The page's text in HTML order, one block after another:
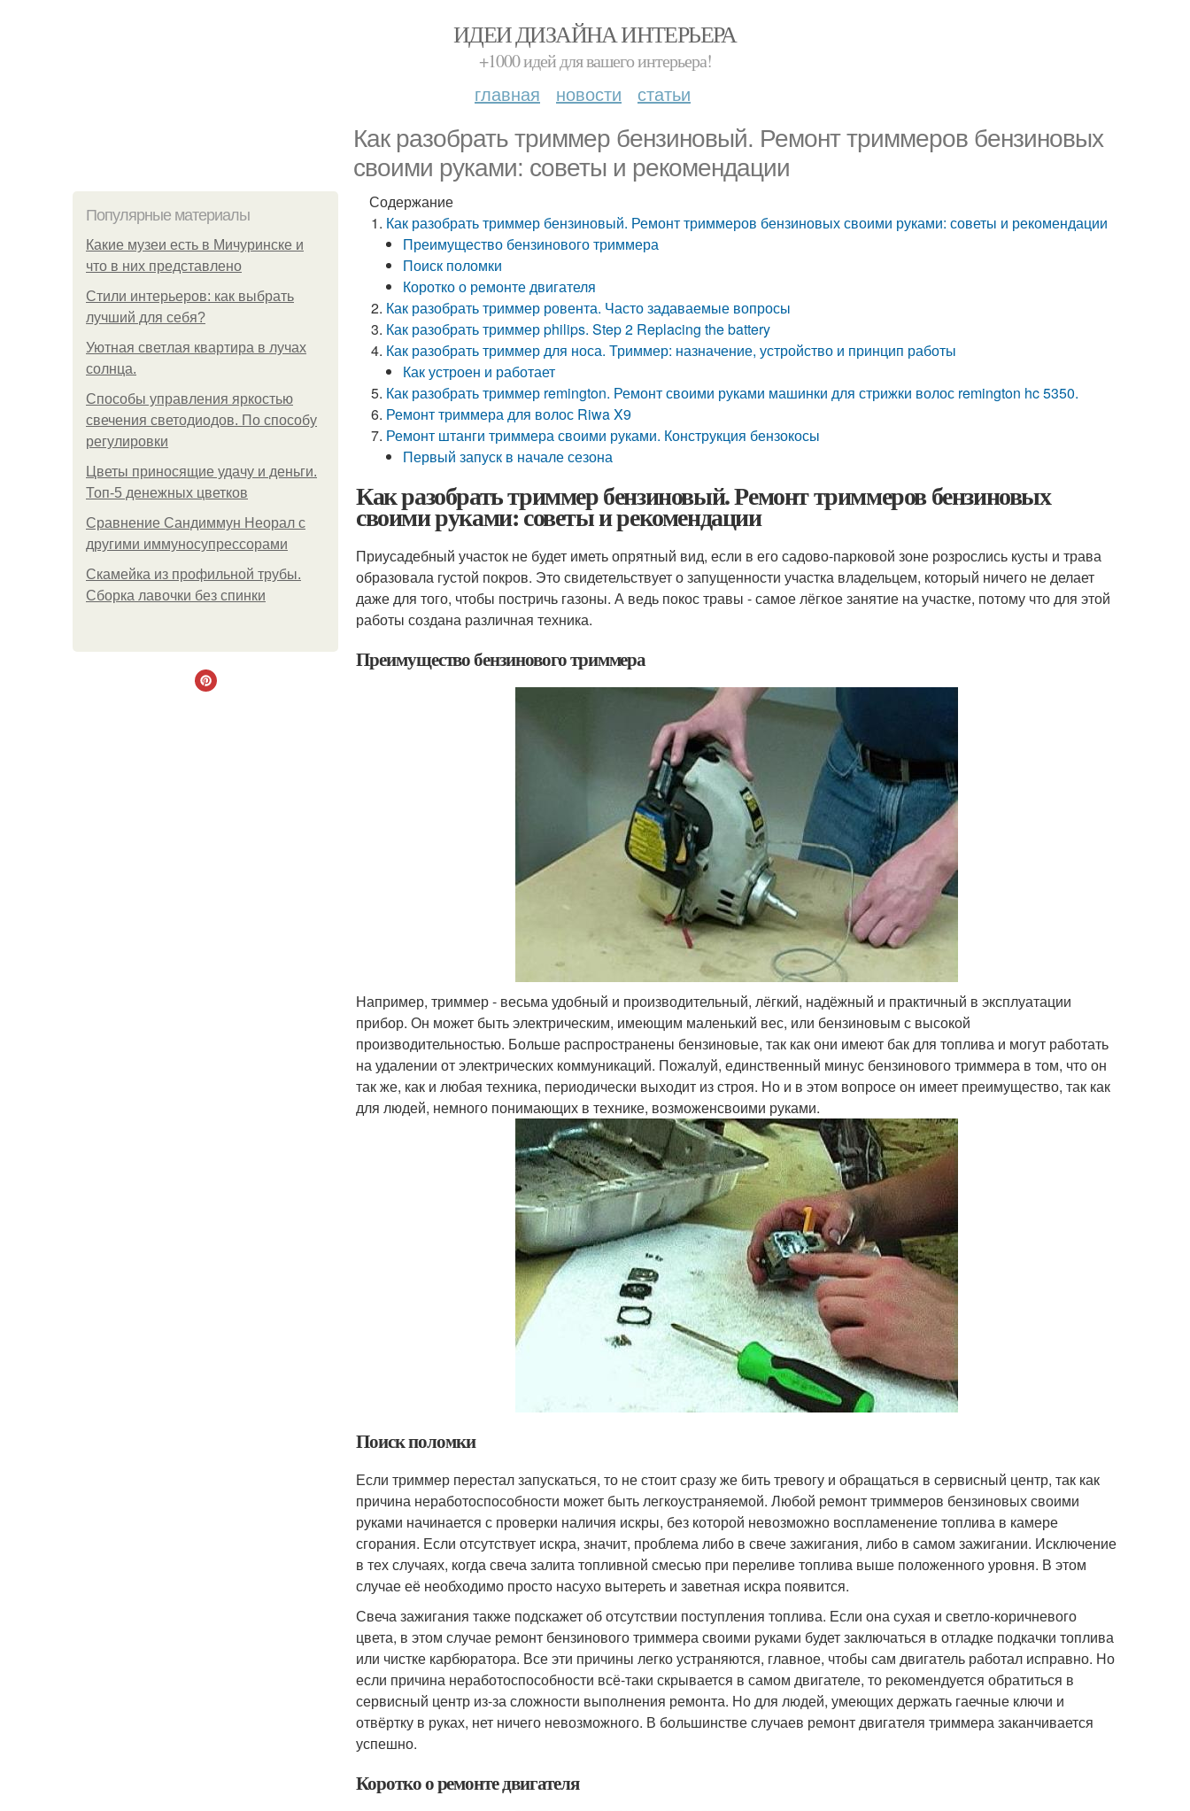
ИДЕИ ДИЗАЙНА ИНТЕРЬЕРА
+1000 идей для вашего интерьера!
главная новости статьи
Как разобрать триммер бензиновый. Ремонт триммеров бензиновых
своими руками: советы и рекомендации
Популярные материалы
Какие музеи есть в Мичуринске и
что в них представлено
Стили интерьеров: как выбрать
лучший для себя?
Уютная светлая квартира в лучах
солнца.
Способы управления яркостью
свечения светодиодов. По способу
регулировки
Цветы приносящие удачу и деньги.
Топ-5 денежных цветков
Сравнение Сандиммун Неорал с
другими иммуносупрессорами
Скамейка из профильной трубы.
Сборка лавочки без спинки
Содержание
Как разобрать триммер бензиновый. Ремонт триммеров бензиновых своими руками: советы и рекомендации
Преимущество бензинового триммера
Поиск поломки
Коротко о ремонте двигателя
Как разобрать триммер ровента. Часто задаваемые вопросы
Как разобрать триммер philips. Step 2 Replacing the battery
Как разобрать триммер для носа. Триммер: назначение, устройство и принцип работы
Как устроен и работает
Как разобрать триммер remington. Ремонт своими руками машинки для стрижки волос remington hc 5350.
Ремонт триммера для волос Riwa X9
Ремонт штанги триммера своими руками. Конструкция бензокосы
Первый запуск в начале сезона
Как разобрать триммер бензиновый. Ремонт триммеров бензиновых
своими руками: советы и рекомендации
Приусадебный участок не будет иметь опрятный вид, если в его садово-парковой зоне розрослись кусты и трава
образовала густой покров. Это свидетельствует о запущенности участка владельцем, который ничего не делает
даже для того, чтобы постричь газоны. А ведь покос травы - самое лёгкое занятие на участке, потому что для этой
работы создана различная техника.
Преимущество бензинового триммера
Например, триммер - весьма удобный и производительный, лёгкий, надёжный и практичный в эксплуатации
прибор. Он может быть электрическим, имеющим маленький вес, или бензиновым с высокой
производительностью. Больше распространены бензиновые, так как они имеют бак для топлива и могут работать
на удалении от электрических коммуникаций. Пожалуй, единственный минус бензинового триммера в том, что он
так же, как и любая техника, периодически выходит из строя. Но и в этом вопросе он имеет преимущество, так как
для людей, немного понимающих в технике, возможенсвоими руками.
Поиск поломки
Если триммер перестал запускаться, то не стоит сразу же бить тревогу и обращаться в сервисный центр, так как
причина неработоспособности может быть легкоустраняемой. Любой ремонт триммеров бензиновых своими
руками начинается с проверки наличия искры, без которой невозможно воспламенение топлива в камере
сгорания. Если отсутствует искра, значит, проблема либо в свече зажигания, либо в самом зажигании. Исключение
в тех случаях, когда свеча залита топливной смесью при переливе топлива выше положенного уровня. В этом
случае её необходимо просто насухо вытереть и заветная искра появится.
Свеча зажигания также подскажет об отсутствии поступления топлива. Если она сухая и светло-коричневого
цвета, в этом случае ремонт бензинового триммера своими руками будет заключаться в отладке подкачки топлива
или чистке карбюратора. Все эти причины легко устраняются, главное, чтобы сам двигатель работал исправно. Но
если причина неработоспособности всё-таки скрывается в самом двигателе, то рекомендуется обратиться в
сервисный центр из-за сложности выполнения ремонта. Но для людей, умеющих держать гаечные ключи и
отвёртку в руках, нет ничего невозможного. В большинстве случаев ремонт двигателя триммера заканчивается
успешно.
Коротко о ремонте двигателя